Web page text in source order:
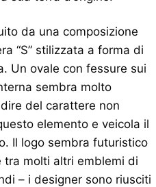
da una composizione
“S” stilizzata a forma di
Un ovale con fessure sui
sembra molto
del carattere non
elemento e veicola il
Il logo sembra futuristico
molti altri emblemi di
– i designer sono riusciti